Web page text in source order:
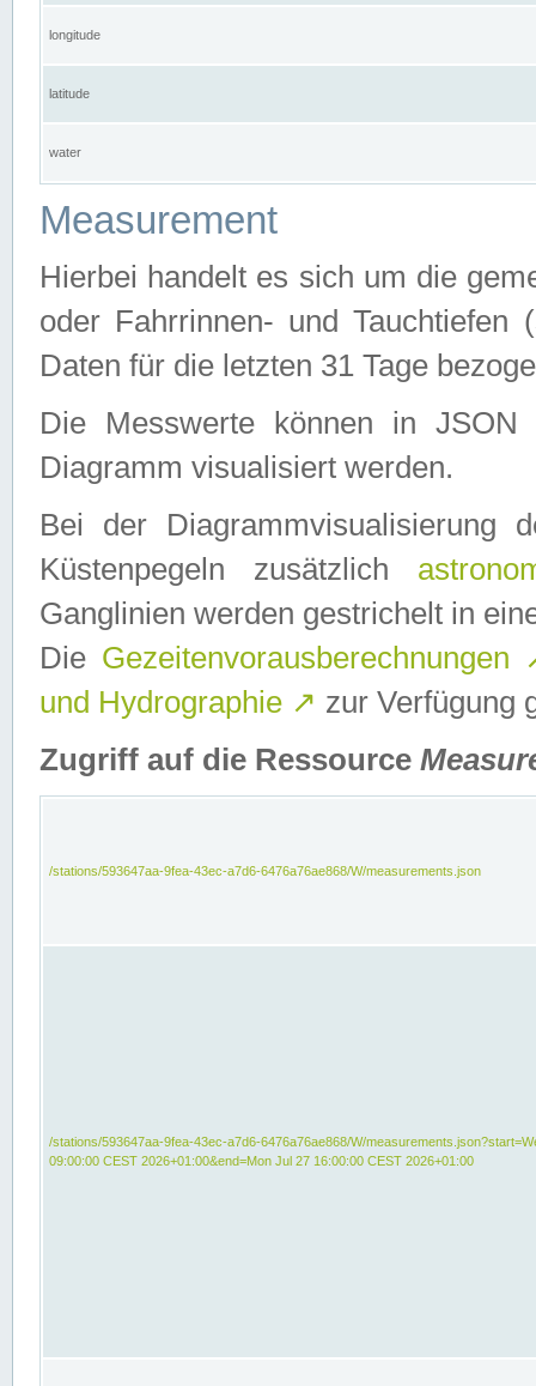
longitude
latitude
water
Measurement
Hierbei handelt es sich um die
oder Fahrrinnen- und Tauchtiefen
Daten für die letzten 31 Tage
Die Messwerte können in
Diagramm visualisiert werden.
Bei der Diagrammvisualisierung
Küstenpegeln zusätzlich
Ganglinien werden gestrichelt in
Die Gezeitenvorausberechnungen
und Hydrographie ↗ zur Verfügung
Zugriff auf die Ressource
/stations/593647aa-9fea-43ec-a7d6-6476a76ae868/W/measurements.json
/stations/593647aa-9fea-43ec-a7d6-6476a76ae868/W/
09:00:00 CEST 2026+01:00&end=Mon Jul 27 16:00:00 CEST 2026+01:00